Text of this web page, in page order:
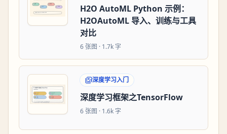
H2O AutoML Python 示例：
H2OAutoML 导入、训练与工具
对比
6 张图 · 1.7k 字
深度学习入门
深度学习框架之TensorFlow
6 张图 · 1.6k 字